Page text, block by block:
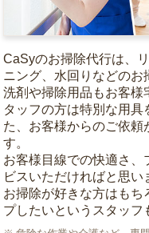
CaSyのお掃除代行は、
ニング、水回りなどのお
洗剤や掃除用品もお客様
タッフの方は特別な用具
た、お客様からのご依頼
す。
お客様目線での快適さ、
ビスいただければと思い
お掃除が好きな方はもち
プしたいというスタッフ